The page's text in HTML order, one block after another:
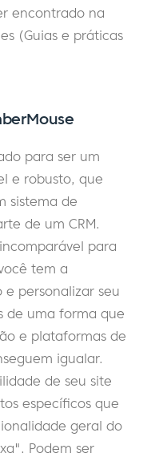
encontrado na
(Guias e práticas
para ser um
e robusto, que
sistema de
de um CRM.
para
tem a
e personalizar seu
de uma forma que
e plataformas de
igualar.
de seu site
específicos que
geral do
Podem ser